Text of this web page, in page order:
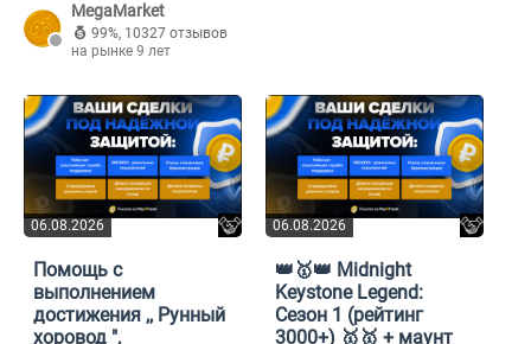
MegaMarket
99%, 10327 отзывов
на рынке 9 лет
06.08.2026
Помощь с
выполнением
достижения ,, Рунный
хоровод ",
06.08.2026
👑🥇👑 Midnight
Keystone Legend:
Сезон 1 (рейтинг
3000+) 🥇🥇 + маунт